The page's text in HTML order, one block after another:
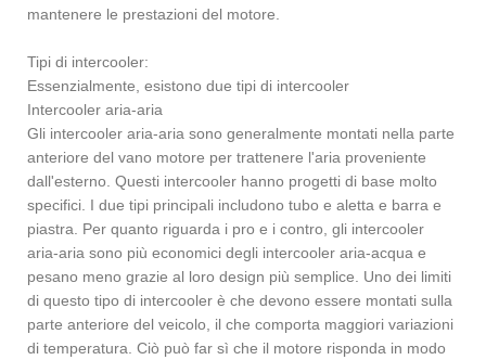
mantenere le prestazioni del motore.
Tipi di intercooler:
Essenzialmente, esistono due tipi di intercooler
Intercooler aria-aria
Gli intercooler aria-aria sono generalmente montati nella parte
anteriore del vano motore per trattenere l'aria proveniente
dall'esterno. Questi intercooler hanno progetti di base molto
specifici. I due tipi principali includono tubo e aletta e barra e
piastra. Per quanto riguarda i pro e i contro, gli intercooler
aria-aria sono più economici degli intercooler aria-acqua e
pesano meno grazie al loro design più semplice. Uno dei limiti
di questo tipo di intercooler è che devono essere montati sulla
parte anteriore del veicolo, il che comporta maggiori variazioni
di temperatura. Ciò può far sì che il motore risponda in modo